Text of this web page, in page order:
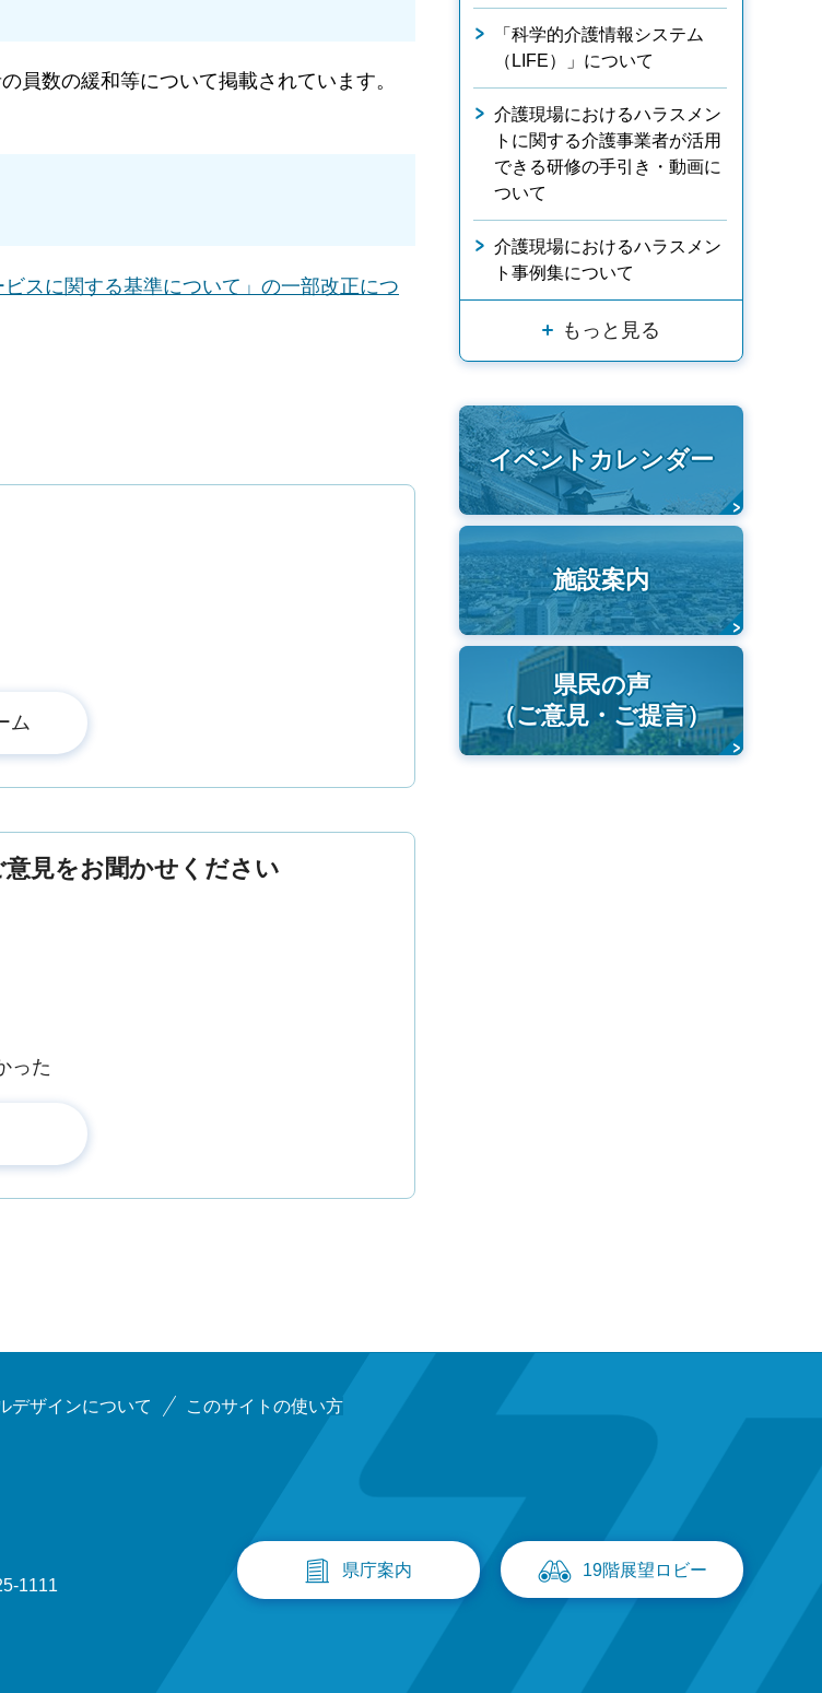
員数の緩和等について掲載されています。
スに関する基準について」の一部改正につ
見をお聞かせください
った
「科学的介護情報システム
（LIFE）」について
介護現場におけるハラスメン
トに関する介護事業者が活用
できる研修の手引き・動画に
ついて
介護現場におけるハラスメン
ト事例集について
もっと見る
イベントカレンダー
施設案内
県民の声
（ご意見・ご提言）
デザインについて このサイトの使い方
1111
県庁案内 19階展望ロビー